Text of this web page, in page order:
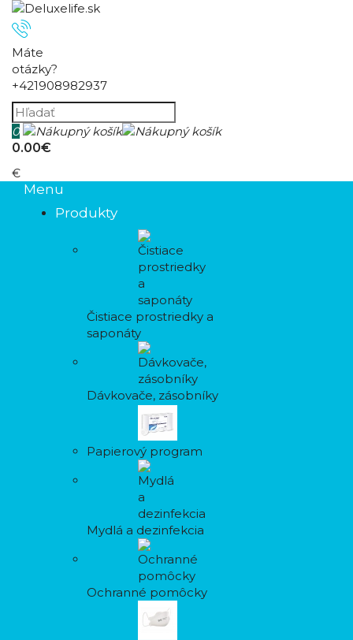
Máte
otázky?
+421908982937
0
0.00€
€
Menu
Produkty
Čistiace prostriedky a
saponáty
Dávkovače, zásobníky
Papierový program
Mydlá a dezinfekcia
Ochranné pomôcky